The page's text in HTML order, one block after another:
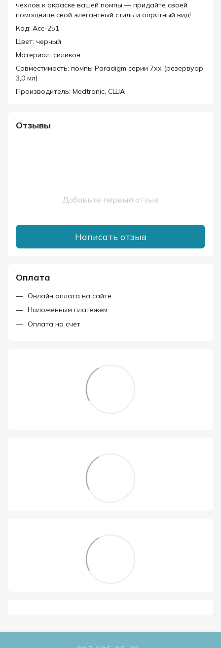
чехлов к окраске вашей помпы — придайте своей
помощнице свой элегантный стиль и опрятный вид!
Код: Acc-251
Цвет: черный
Материал: силикон
Совместимость: помпы Paradigm серии 7хх (резервуар
3,0 мл)
Производитель: Medtronic, США
Отзывы
Добавьте первый отзыв
Написать отзыв
Оплата
Онлайн оплата на сайте
Наложенным платежем
Оплата на счет